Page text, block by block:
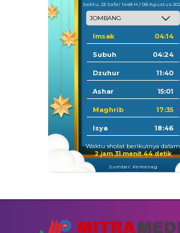
Sabtu, 23 Safar 1448 H / 08 Agustus
Imsak 04:14
Subuh 04:24
Dzuhur 11:40
Ashar 15:01
Maghrib 17:35
Isya 18:46
Waktu sholat berikutnya
2 jam 31 menit 43 detik
Sumber: Kemenag